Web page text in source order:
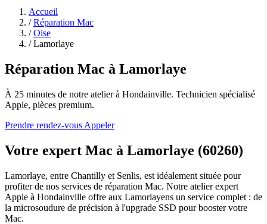
Accueil
/ Réparation Mac
/ Oise
/ Lamorlaye
Réparation Mac à Lamorlaye
À 25 minutes de notre atelier à Hondainville. Technicien spécialisé
Apple, pièces premium.
Prendre rendez-vous Appeler
Votre expert Mac à Lamorlaye (60260)
Lamorlaye, entre Chantilly et Senlis, est idéalement située pour
profiter de nos services de réparation Mac. Notre atelier expert
Apple à Hondainville offre aux Lamorlayens un service complet : de
la microsoudure de précision à l'upgrade SSD pour booster votre
Mac.